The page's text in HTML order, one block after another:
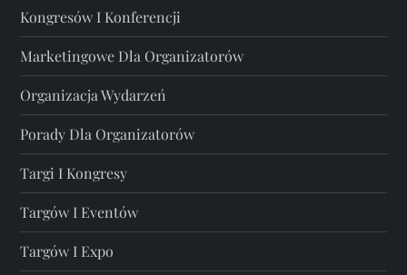
Kongresów I Konferencji
Marketingowe Dla Organizatorów
Organizacja Wydarzeń
Porady Dla Organizatorów
Targi I Kongresy
Targów I Eventów
Targów I Expo